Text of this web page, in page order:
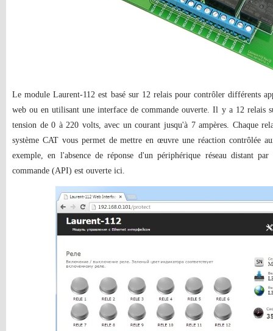
Le module Laurent-112 est basé sur 12 relais pour contrôler différents
web ou en utilisant une interface de commande ouverte. Il y a 12 relais
tension de 0 à 220 volts, avec un courant jusqu'à 7 ampères. Chaque
système CAT vous permet de mettre en œuvre une réaction contrôlée
exemple, en l'absence de réponse d'un périphérique réseau distant
commande (API) est ouverte ici.